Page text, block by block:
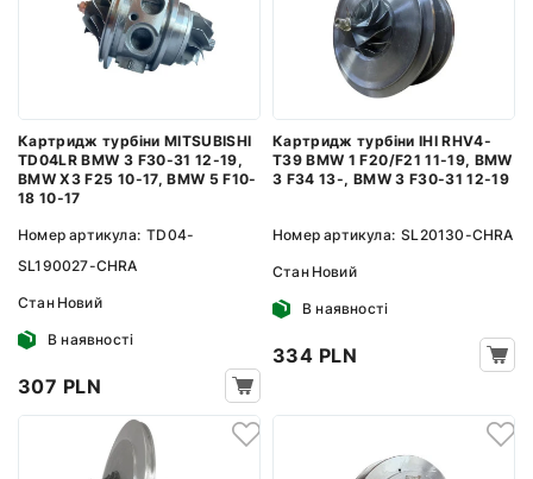
Картридж турбіни MITSUBISHI
TD04LR BMW 3 F30-31 12-19,
BMW X3 F25 10-17, BMW 5 F10-
18 10-17
Номер артикула: TD04-
SL190027-CHRA
Стан Новий
В наявності
307 PLN
Картридж турбіни IHI RHV4-
T39 BMW 1 F20/F21 11-19, BMW
3 F34 13-, BMW 3 F30-31 12-19
Номер артикула: SL20130-CHRA
Стан Новий
В наявності
334 PLN